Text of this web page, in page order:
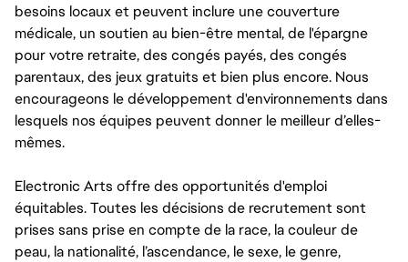
besoins locaux et peuvent inclure une couverture
médicale, un soutien au bien-être mental, de l'épargne
pour votre retraite, des congés payés, des congés
parentaux, des jeux gratuits et bien plus encore. Nous
encourageons le développement d'environnements dans
lesquels nos équipes peuvent donner le meilleur d’elles-
mêmes.
Electronic Arts offre des opportunités d'emploi
équitables. Toutes les décisions de recrutement sont
prises sans prise en compte de la race, la couleur de
peau, la nationalité, l’ascendance, le sexe, le genre,